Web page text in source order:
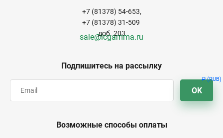
Р(RUB)
Подпишитесь на рассылку
OK
+7 (81378) 54-653,
+7 (81378) 31-509
доб. 203
sale@icgamma.ru
Возможные способы оплаты